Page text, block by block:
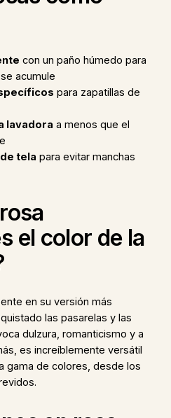
con un paño húmedo para
acumule
para zapatillas de
lavadora a menos que el
tela para evitar manchas
el color de la
en su versión más
las pasarelas y las
dulzura, romanticismo y a
es increíblemente versátil
gama de colores, desde los